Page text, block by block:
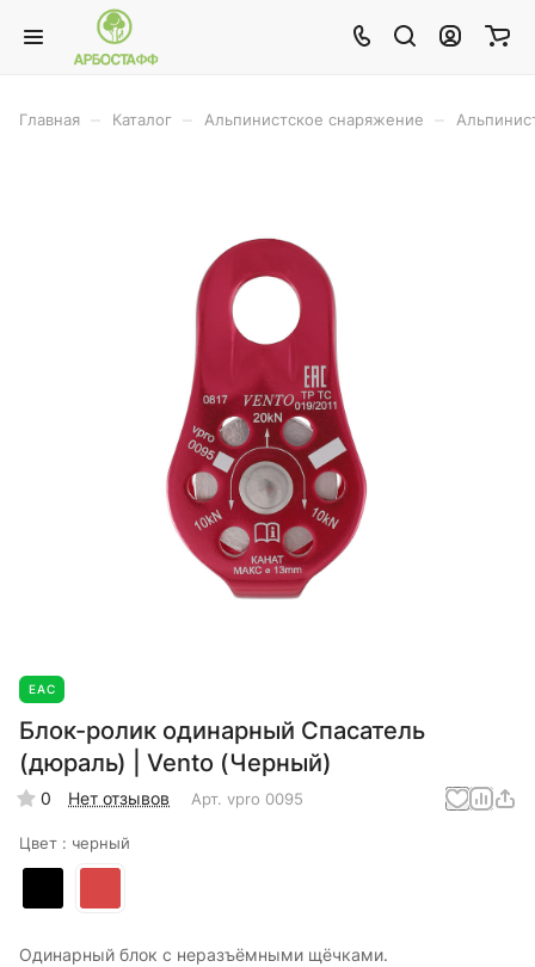
Главная Каталог Альпинистское снаряжение
EAC
Блок-ролик одинарный Спасатель
(дюраль) | Vento (Черный)
0 Нет отзывов Арт. vpro 0095
Цвет : черный
Одинарный блок с неразъёмными щёчками.